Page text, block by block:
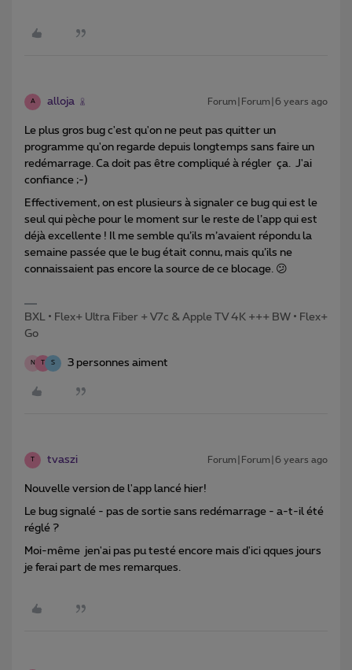
A alloja Forum|Forum|6 years ago
Le plus gros bug c'est qu'on ne peut pas quitter un
programme qu'on regarde depuis longtemps sans faire un
redémarrage. Ca doit pas être compliqué à régler ça. J'ai
confiance ;-)
Effectivement, on est plusieurs à signaler ce bug qui est le
seul qui pèche pour le moment sur le reste de l’app qui est
déjà excellente ! Il me semble qu’ils m’avaient répondu la
semaine passée que le bug était connu, mais qu’ils ne
connaissaient pas encore la source de ce blocage. 😕
BXL • Flex+ Ultra Fiber + V7c & Apple TV 4K +++ BW • Flex+
Go
N S 3 personnes aiment
tvaszi Forum|Forum|6 years ago
Nouvelle version de l'app lancé hier!
Le bug signalé - pas de sortie sans redémarrage - a-t-il été
réglé ?
Moi-même jen'ai pas pu testé encore mais d'ici qques jours
je ferai part de mes remarques.